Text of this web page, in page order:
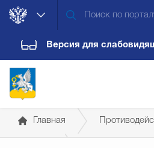
Версия для
Главная